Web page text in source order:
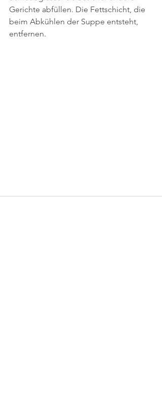
Gerichte abfüllen. Die Fettschicht, die
beim Abkühlen der Suppe entsteht,
entfernen.